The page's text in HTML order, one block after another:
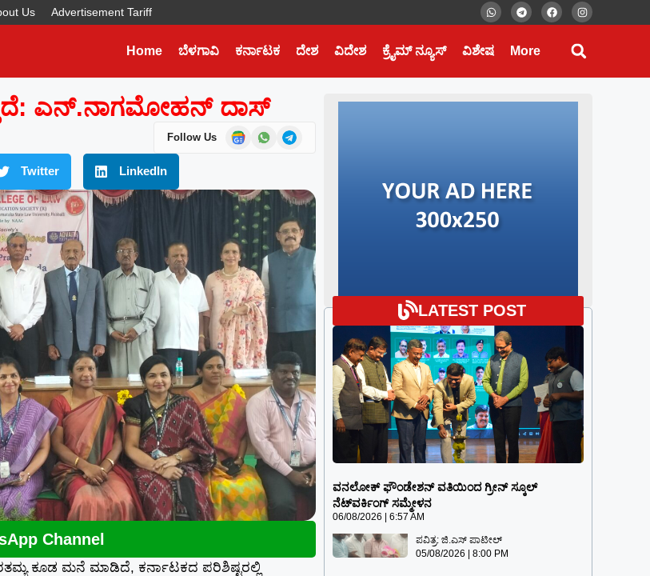
Us Advertisement Tariff
Home ಬೆಳಗಾವಿ ಕರ್ನಾಟಕ ದೇಶ ವಿದೇಶ ಕ್ರೈಮ್ ನ್ಯೂಸ್ ವಿಶೇಷ More
ಎನ್.ನಾಗಮೋಹನ್ ದಾಸ್
Follow Us
Twitter LinkedIn
Channel
ಕೂಡ ಮನೆ ಮಾಡಿದೆ, ಕರ್ನಾಟಕದ ಪರಿಶಿಷ್ಟರಲ್ಲಿ
LATEST POST
ವನಲೋಕ್ ಫೌಂಡೇಶನ್ ವತಿಯಿಂದ ಗ್ರೀನ್ ಸ್ಕೂಲ್
ನೆಟ್‌ವರ್ಕಿಂಗ್ ಸಮ್ಮೇಳನ
06/08/2026 6:57 AM
ವನಲೋಕ್ ಫೌಂಡೇಶನ್ ವತಿಯಿಂದ ಗ್ರೀನ್
06/08/2026 6:57 AM
ಪವಿತ್ರ: ಜಿ.ಎಸ್ ಪಾಟೀಲ್
05/08/2026
8:00 PM
WhatsApp Later
Miss Out! Join Our
Get the latest news, updates, and exclusive
delivered straight to your WhatsApp.
By KhushiHost